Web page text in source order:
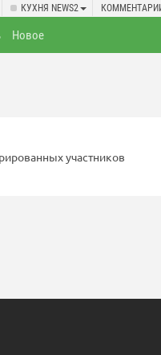
КУХНЯ NEWS2
Новое
участников